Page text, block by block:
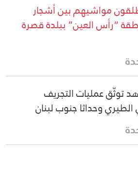
مواشيهم بين أشجار
“رأس العين” ببلدة قصرة
توثّق عمليات التجريف
الطيري وحداثا جنوب لبنان